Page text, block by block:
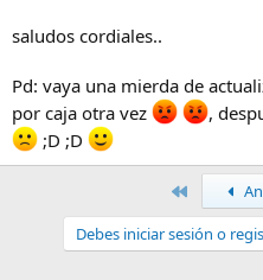
saludos cordiales..
Pd: vaya una mierda de
por caja otra vez
,
;D ;D
Primero
Debes iniciar sesión o